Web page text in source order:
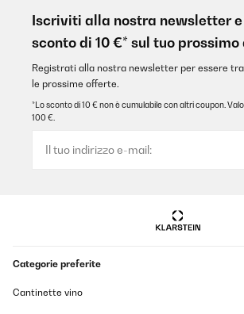
Iscriviti alla nostra newsletter
sconto di 10 €* sul tuo
Registrati alla nostra newsletter per essere
le prossime offerte.
*Lo sconto di 10 € non è cumulabile con altri coupon.
100 €.
Categorie preferite
Cantinette vino